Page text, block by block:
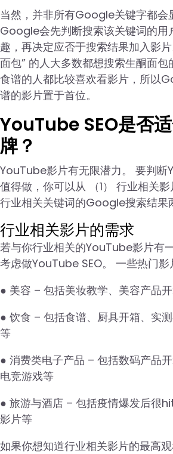
当然，并非所有Google关键字都会
Google会先判断搜索该关键词的用
趣，再决定应否于搜索结果加入影
面包” 的人大多数都想搜索生酮面
食谱的人都比较喜欢看影片，所以
谱的影片置于首位。
YouTube SEO是否
牌？
YouTube影片有无限潜力。 要判断
值得做，你可以从 （1） 行业相关影
行业相关关键词的Google搜索结果
行业相关影片的需求
若与你行业相关的YouTube影片有
考虑做YouTube SEO。 一些热门影
● 美容 – 包括美妆教学、美容产品
● 饮食 – 包括食谱、厨具开箱、实
等
● 消费类电子产品 – 包括数码产品开
电竞游戏等
● 旅游与酒店 – 包括疫情爆发后很
影片等
如果你想知道行业相关影片的最高